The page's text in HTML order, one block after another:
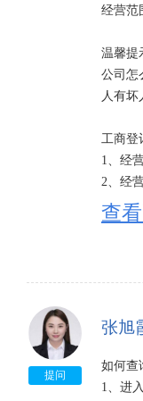
经营范围：	餐饮企业管理服务，农副产品、预包装
温馨提
公司怎
人有坏
工商登
1、经
2、经
因不同
3、经
7、经
产、债
查
提问
张旭
如何查
1、进